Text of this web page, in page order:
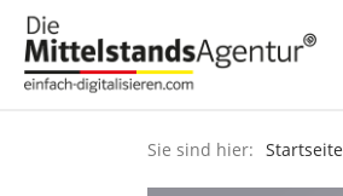
Sie sind hier: Startseite